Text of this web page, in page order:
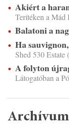
Akiért a
Terítéken a Mád
Balatoni a
Ha
Shed 530 Estate
A folyton
Látogatóban a
Archívum